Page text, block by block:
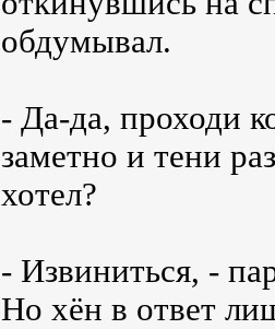
обдумывал.
- Да-да, проходи
заметно и тени
хотел?
- Извиниться, -
Но хён в ответ